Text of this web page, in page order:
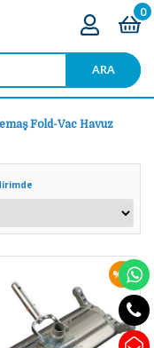
ARA
0
Fold-Vac Havuz
%18